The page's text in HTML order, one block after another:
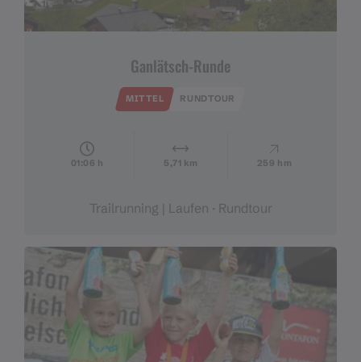
Ganlätsch-Runde
MITTEL RUNDTOUR
01:06 h 5,71 km 259 hm
Trailrunning | Laufen · Rundtour